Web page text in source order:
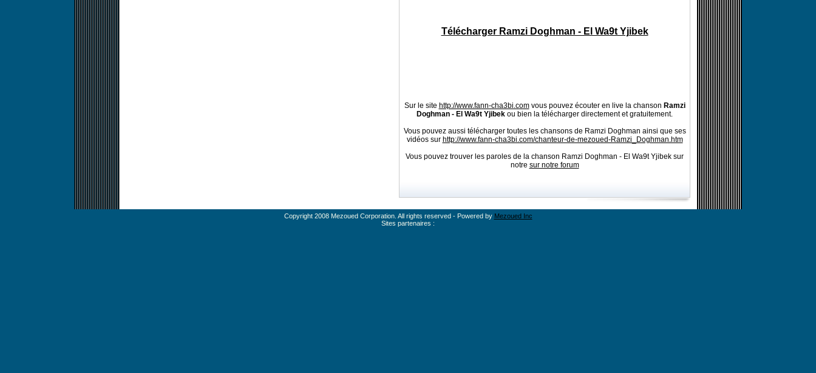
Télécharger Ramzi Doghman - El Wa9t Yjibek
Sur le site http://www.fann-cha3bi.comvous pouvez écouter en live la chanson Ramzi
Doghman - El Wa9t Yjibek ou bien la télécharger directement et gratuitement.
Vous pouvez aussi télécharger toutes les chansons de Ramzi Doghman ainsi que ses
vidéos sur http://www.fann-cha3bi.com/chanteur-de-mezoued-Ramzi_Doghman.htm
Vous pouvez trouver les paroles de la chanson Ramzi Doghman - El Wa9t Yjibek sur
notre sur notre forum
Copyright 2008 Mezoued Corporation. All rights reserved - Powered by Mezoued Inc
Sites partenaires :